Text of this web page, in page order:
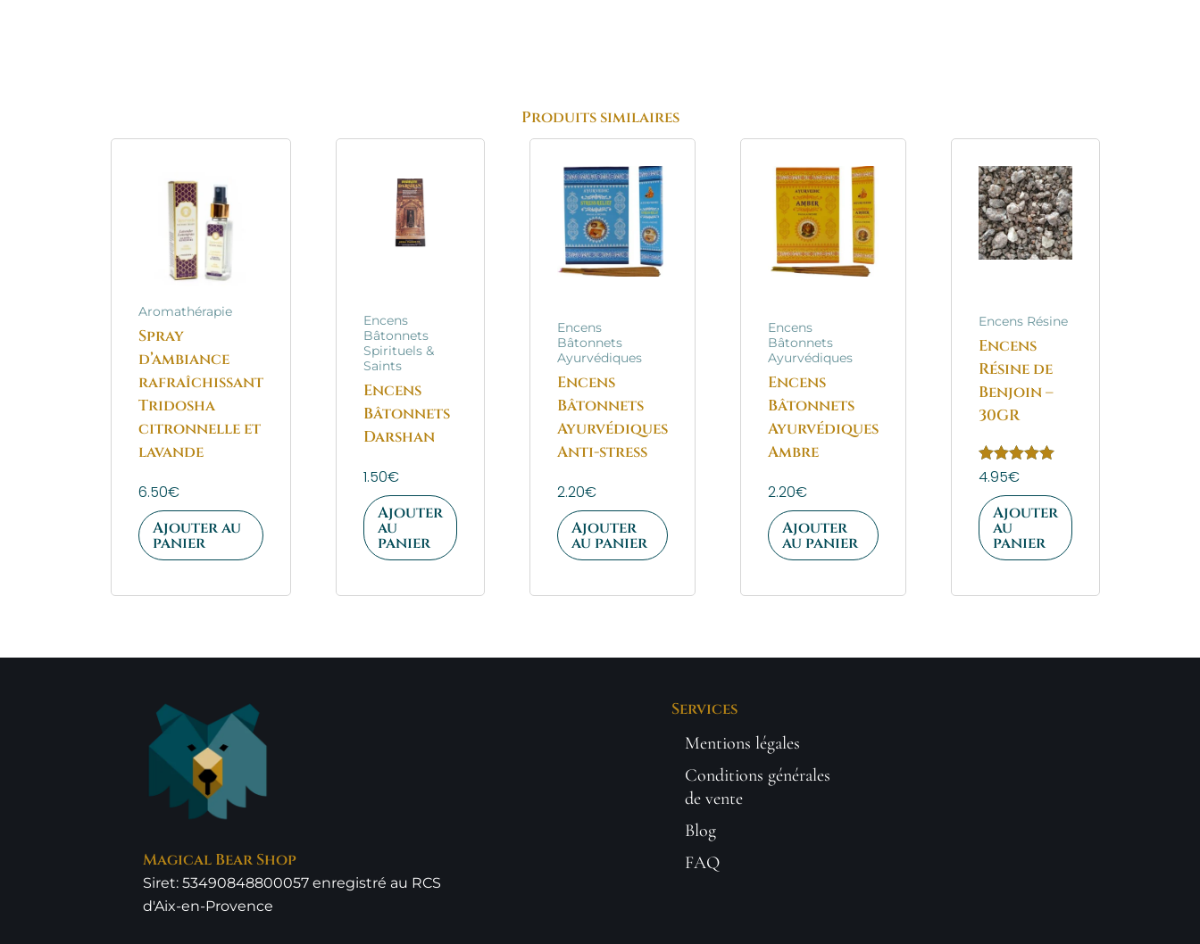
Produits similaires
Aromathérapie
Spray
d’ambiance
rafraîchissant
Tridosha
citronnelle et
lavande
6.50€
Ajouter au
panier
Encens
Bâtonnets
Spirituels &
Saints
Encens
Bâtonnets
Darshan
1.50€
Ajouter
au
panier
Encens
Bâtonnets
Ayurvédiques
Encens
Bâtonnets
Ayurvédiques
Anti-stress
2.20€
Ajouter
au panier
Encens
Bâtonnets
Ayurvédiques
Encens
Bâtonnets
Ayurvédiques
Ambre
2.20€
Ajouter
au panier
Encens Résine
Encens
Résine de
Benjoin –
30GR
Note
sur 5
4.95€
Ajouter
au
panier
Magical Bear Shop
Siret: 53490848800057 enregistré au RCS
d'Aix-en-Provence
Services
Mentions légales
Conditions générales
de vente
Blog
FAQ